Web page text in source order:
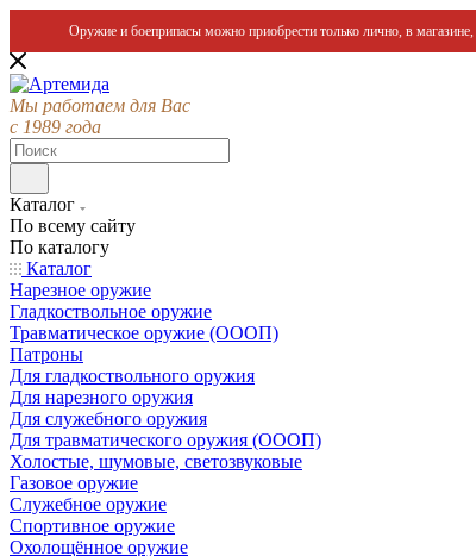
Оружие и боеприпасы можно приобрести только лично, в магазине,
Мы работаем для Вас
с 1989 года
Каталог
По всему сайту
По каталогу
Каталог
Нарезное оружие
Гладкоствольное оружие
Травматическое оружие (ОООП)
Патроны
Для гладкоствольного оружия
Для нарезного оружия
Для служебного оружия
Для травматического оружия (ОООП)
Холостые, шумовые, светозвуковые
Газовое оружие
Служебное оружие
Спортивное оружие
Охолощённое оружие